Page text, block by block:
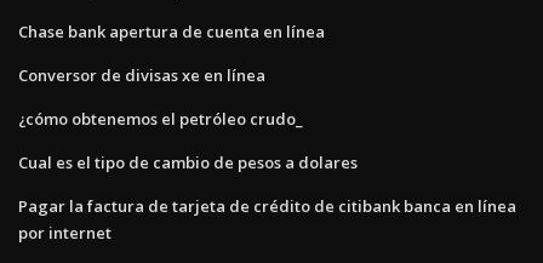
Chase bank apertura de cuenta en línea
Conversor de divisas xe en línea
¿cómo obtenemos el petróleo crudo_
Cual es el tipo de cambio de pesos a dolares
Pagar la factura de tarjeta de crédito de citibank banca en línea
por internet